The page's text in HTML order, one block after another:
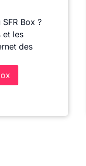
Box ?
et les
des